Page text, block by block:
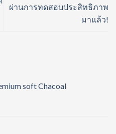
ผ่านการทดสอบประสิทธิภาพ
มาแล้ว!
soft Chacoal